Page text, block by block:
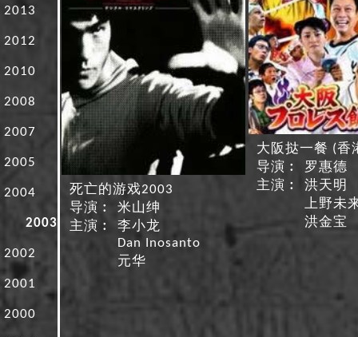
2013
2012
2010
2008
2007
2005
2004
2003
2002
2001
2000
死亡的游戏2003
导演︰
米山绅
主演︰
李小龙
Dan Inosanto
元华
大阪挞一餐 (香
导演︰
罗惠德
主演︰
洪天明
上野未
洪金宝